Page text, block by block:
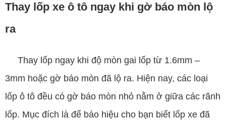
Thay lốp xe ô tô ngay khi gờ báo mòn lộ
ra
Thay lốp ngay khi độ mòn gai lốp từ 1.6mm –
3mm hoặc gờ báo mòn đã lộ ra. Hiện nay, các loại
lốp ô tô đều có gờ báo mòn nhỏ nằm ở giữa các rãnh
lốp. Mục đích là để báo hiệu cho bạn biết lốp xe đã